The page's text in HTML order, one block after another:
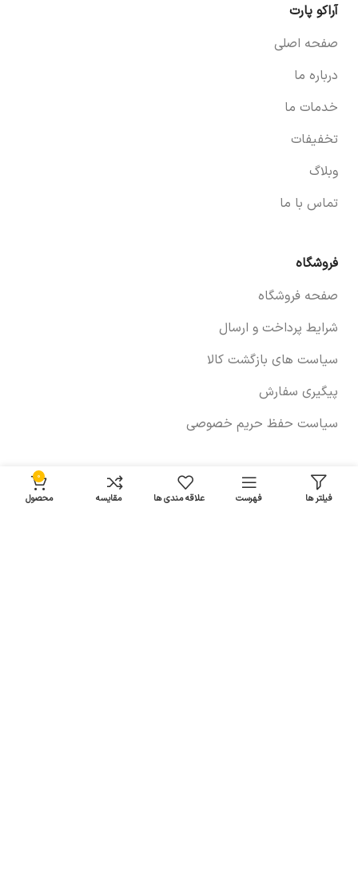
آراکو پارت
صفحه اصلی
درباره ما
خدمات ما
تخفیفات
وبلاگ
تماس با ما
فروشگاه
صفحه فروشگاه
شرایط پرداخت و ارسال
سیاست های بازگشت کالا
پیگیری سفارش
سیاست حفظ حریم خصوصی
خودروها
فیلتر ها فهرست علاقه مندی ها مقایسه
0
محصول